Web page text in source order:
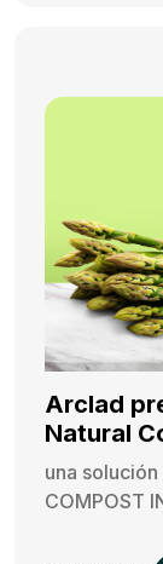
Arclad
Natural
una
COMPOST